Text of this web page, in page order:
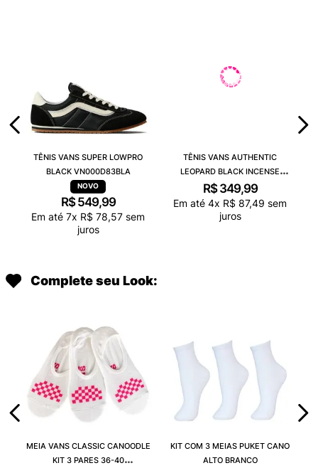
TÊNIS VANS SUPER LOWPRO
BLACK VN000D83BLA
R$ 549,99
Em até 7x R$ 78,57 sem
juros
TÊNIS VANS AUTHENTIC
LEOPARD BLACK INCENSE
VN000D6GGR4
R$ 349,99
Em até 4x R$ 87,49 sem
juros
Complete seu Look:
MEIA VANS CLASSIC CANOODLE
KIT 3 PARES 36-40
KIT COM 3 MEIAS PUKET CANO
ALTO BRANCO